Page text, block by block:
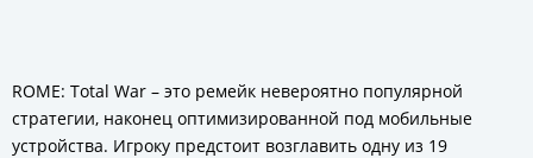
ROME: Total War – это ремейк невероятно популярной
стратегии, наконец оптимизированной под мобильные
устройства. Игроку предстоит возглавить одну из 19